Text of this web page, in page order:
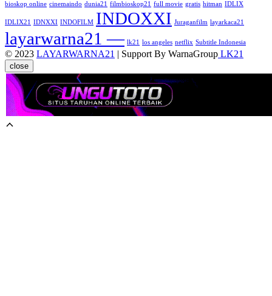
bioskop online cinemaindo dunia21 filmbioskop21 full movie gratis hitman IDLIX
IDLIX21 IDNXXI INDOFILM INDOXXI Juraganfilm layarkaca21
layarwarna21 — lk21 los angeles netflix Subtitle Indonesia
© 2023 LAYARWARNA21 | Support By WarnaGroup LK21
close